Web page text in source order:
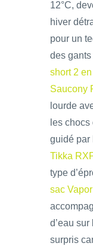
12°C,
hiver
pour un
des
short 2
Saucony
lourde
les
guidé par
Tikka
type
sac
d’eau
surpris